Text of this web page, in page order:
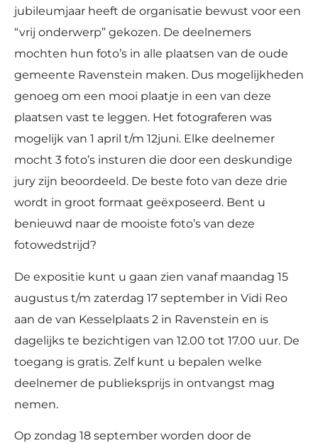
jubileumjaar heeft de organisatie bewust voor een
“vrij onderwerp” gekozen. De deelnemers
mochten hun foto’s in alle plaatsen van de oude
gemeente Ravenstein maken. Dus mogelijkheden
genoeg om een mooi plaatje in een van deze
plaatsen vast te leggen. Het fotograferen was
mogelijk van 1 april t/m 12juni. Elke deelnemer
mocht 3 foto’s insturen die door een deskundige
jury zijn beoordeeld. De beste foto van deze drie
wordt in groot formaat geëxposeerd. Bent u
benieuwd naar de mooiste foto’s van deze
fotowedstrijd?
De expositie kunt u gaan zien vanaf maandag 15
augustus t/m zaterdag 17 september in Vidi Reo
aan de van Kesselplaats 2 in Ravenstein en is
dagelijks te bezichtigen van 12.00 tot 17.00 uur. De
toegang is gratis. Zelf kunt u bepalen welke
deelnemer de publieksprijs in ontvangst mag
nemen.
Op zondag 18 september worden door de